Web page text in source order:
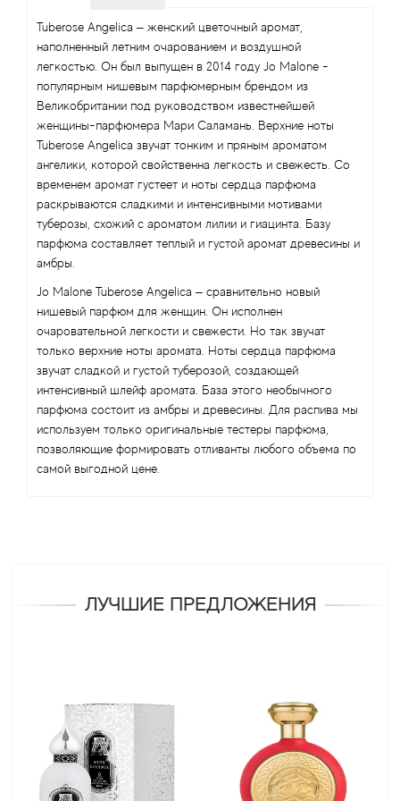
Tuberose Angelica – женский цветочный аромат,
наполненный летним очарованием и воздушной
легкостью. Он был выпущен в 2014 году Jo Malone -
популярным нишевым парфюмерным брендом из
Великобритании под руководством известнейшей
женщины-парфюмера Мари Саламань. Верхние ноты
Tuberose Angelica звучат тонким и пряным ароматом
ангелики, которой свойственна легкость и свежесть. Со
временем аромат густеет и ноты сердца парфюма
раскрываются сладкими и интенсивными мотивами
туберозы, схожий с ароматом лилии и гиацинта. Базу
парфюма составляет теплый и густой аромат древесины и
амбры.
Jo Malone Tuberose Angelica – сравнительно новый
нишевый парфюм для женщин. Он исполнен
очаровательной легкости и свежести. Но так звучат
только верхние ноты аромата. Ноты сердца парфюма
звучат сладкой и густой туберозой, создающей
интенсивный шлейф аромата. База этого необычного
парфюма состоит из амбры и древесины. Для распива мы
используем только оригинальные тестеры парфюма,
позволяющие формировать отливанты любого объема по
самой выгодной цене.
ЛУЧШИЕ ПРЕДЛОЖЕНИЯ